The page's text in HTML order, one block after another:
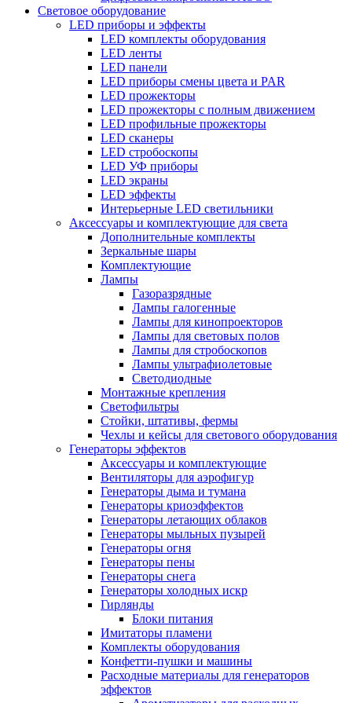
Световое оборудование
LED приборы и эффекты
LED комплекты оборудования
LED ленты
LED панели
LED приборы смены цвета и PAR
LED прожекторы
LED прожекторы с полным движением
LED профильные прожекторы
LED сканеры
LED стробоскопы
LED УФ приборы
LED экраны
LED эффекты
Интерьерные LED светильники
Аксессуары и комплектующие для света
Дополнительные комплекты
Зеркальные шары
Комплектующие
Лампы
Газоразрядные
Лампы галогенные
Лампы для кинопроекторов
Лампы для световых полов
Лампы для стробоскопов
Лампы ультрафиолетовые
Светодиодные
Монтажные крепления
Светофильтры
Стойки, штативы, фермы
Чехлы и кейсы для светового оборудования
Генераторы эффектов
Аксессуары и комплектующие
Вентиляторы для аэрофигур
Генераторы дыма и тумана
Генераторы криоэффектов
Генераторы летающих облаков
Генераторы мыльных пузырей
Генераторы огня
Генераторы пены
Генераторы снега
Генераторы холодных искр
Гирлянды
Блоки питания
Имитаторы пламени
Комплекты оборудования
Конфетти-пушки и машины
Расходные материалы для генераторов
эффектов